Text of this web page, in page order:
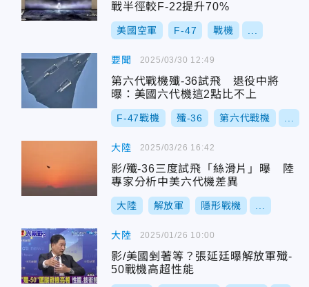
戰半徑較F-22提升70%
美國空軍 F-47 戰機
要聞
第六代戰機殲-36試飛 退役中將
曝：美國六代機這2點比不上
F-47戰機 殲-36 第六代戰機
2025/03/30 12:49
大陸
影/殲-36三度試飛「絲滑片」曝 陸
專家分析中美六代機差異
大陸 解放軍 隱形戰機
2025/03/26 16:42
大陸
影/美國剉著等？張延廷曝解放軍殲-
50戰機高超性能
2025/01/26 10:00